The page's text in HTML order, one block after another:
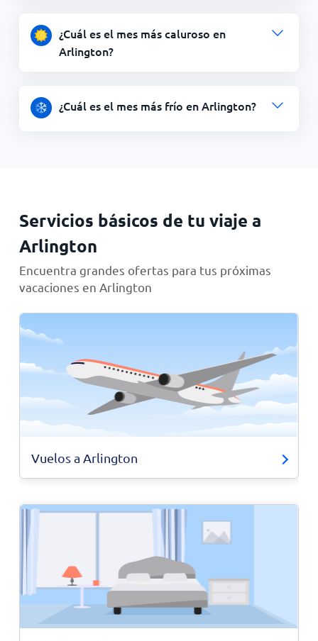
¿Cuál es el mes más caluroso en
Arlington?
¿Cuál es el mes más frío en Arlington?
Servicios básicos de tu viaje a
Arlington
Encuentra grandes ofertas para tus próximas
vacaciones en Arlington
Vuelos a Arlington